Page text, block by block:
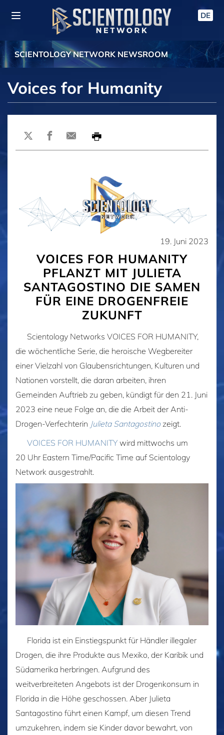
DE
SCIENTOLOGY NETWORK NEWSROOM
Voices for Humanity
19. Juni 2023
VOICES FOR HUMANITY
PFLANZT MIT JULIETA
SANTAGOSTINO DIE SAMEN
FÜR EINE DROGENFREIE
ZUKUNFT
Scientology Networks VOICES FOR HUMANITY,
die wöchentliche Serie, die heroische Wegbereiter
einer Vielzahl von Glaubensrichtungen, Kulturen und
Nationen vorstellt, die daran arbeiten, ihren
Gemeinden Auftrieb zu geben, kündigt für den 21. Juni
2023 eine neue Folge an, die die Arbeit der Anti-
Drogen-Verfechterin Julieta Santagostinozeigt.
VOICES FOR HUMANITY wird mittwochs um
20 Uhr Eastern Time/Pacific Time auf Scientology
Network ausgestrahlt.
Florida ist ein Einstiegspunkt für Händler illegaler
Drogen, die ihre Produkte aus Mexiko, der Karibik und
Südamerika herbringen. Aufgrund des
weitverbreiteten Angebots ist der Drogenkonsum in
Florida in die Höhe geschossen. Aber Julieta
Santagostino führt einen Kampf, um diesen Trend
umzukehren, indem sie Kinder davor bewahrt, von